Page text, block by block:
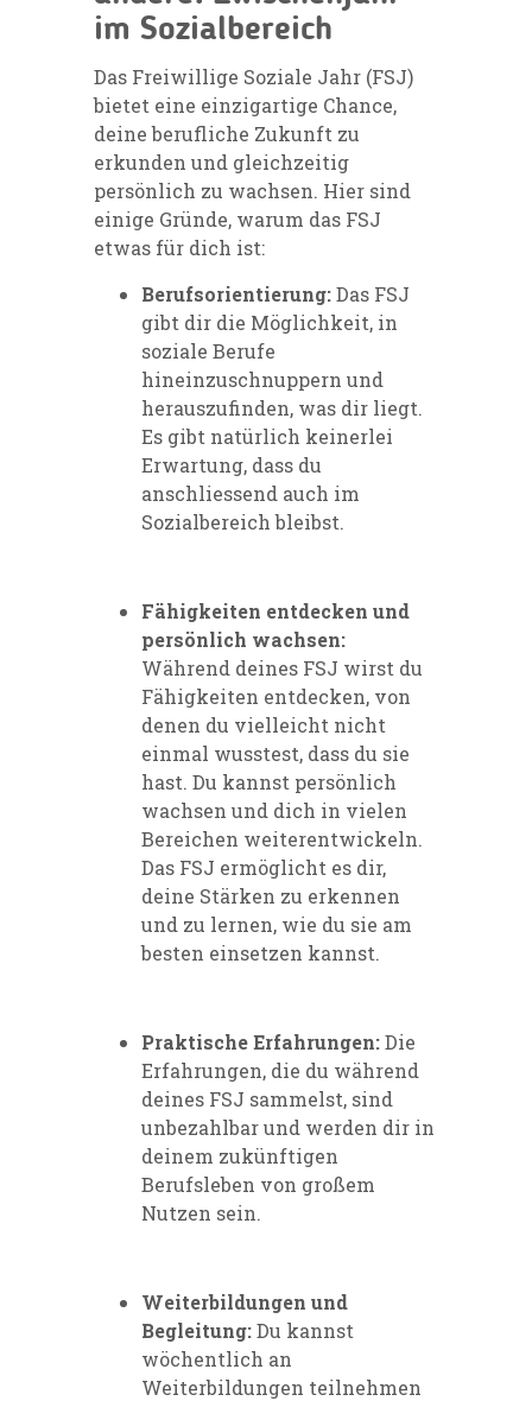
im Sozialbereich
Das Freiwillige Soziale Jahr (FSJ)
bietet eine einzigartige Chance,
deine berufliche Zukunft zu
erkunden und gleichzeitig
persönlich zu wachsen. Hier sind
einige Gründe, warum das FSJ
etwas für dich ist:
Berufsorientierung:Das FSJ
gibt dir die Möglichkeit, in
soziale Berufe
hineinzuschnuppern und
herauszufinden, was dir liegt.
Es gibt natürlich keinerlei
Erwartung, dass du
anschliessend auch im
Sozialbereich bleibst.
Fähigkeiten entdecken und
persönlich wachsen:
Während deines FSJ wirst du
Fähigkeiten entdecken, von
denen du vielleicht nicht
einmal wusstest, dass du sie
hast. Du kannst persönlich
wachsen und dich in vielen
Bereichen weiterentwickeln.
Das FSJ ermöglicht es dir,
deine Stärken zu erkennen
und zu lernen, wie du sie am
besten einsetzen kannst.
Praktische Erfahrungen:Die
Erfahrungen, die du während
deines FSJ sammelst, sind
unbezahlbar und werden dir in
deinem zukünftigen
Berufsleben von großem
Nutzen sein.
Weiterbildungen und
Begleitung:Du kannst
wöchentlich an
Weiterbildungen teilnehmen